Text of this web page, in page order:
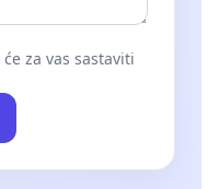
za vas sastaviti